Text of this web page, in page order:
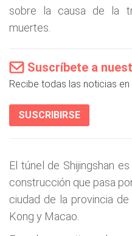
sobre la causa de la
muertes.
Suscríbete a
Recibe todas las noticias en
SUSCRIBIRSE
El túnel de Shijingshan
construcción que pasa
ciudad de la provincia
Kong y Macao.